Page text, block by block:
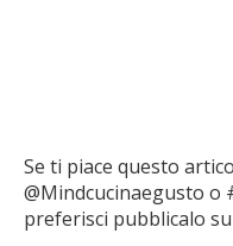
Se ti piace questo
@Mindcucinaegusto o
preferisci pubblicalo su